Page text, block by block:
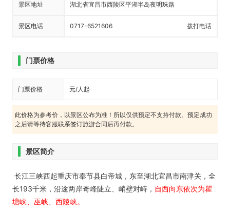
景区地址 湖北省宜昌市西陵区平湖半岛夜明珠路
景区电话 0717-6521606 拨打电话
门票价格
门票价格 元/人起
此价格为参考价，以景区公布为准！所以仅供预定不支持付款。预定成功
之后请等待客服联系签订旅游合同后再付款。
景区简介
长江三峡西起重庆市奉节县白帝城，东至湖北宜昌市南津关，全
长193千米，沿途两岸奇峰陡立、峭壁对峙， 自西向东依次为瞿
塘峡、巫峡、西陵峡。